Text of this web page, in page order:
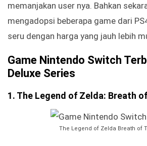
memanjakan user nya. Bahkan
mengadopsi beberapa game dari
seru dengan harga yang jauh lebih
Game Nintendo Switch
Deluxe Series
1. The Legend of Zelda: Breath
The Legend of Zelda Breath of